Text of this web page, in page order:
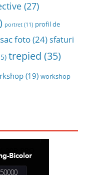
(27)
portret (11) profil de
foto(24)sfaturi
trepied (35)
(19) workshop